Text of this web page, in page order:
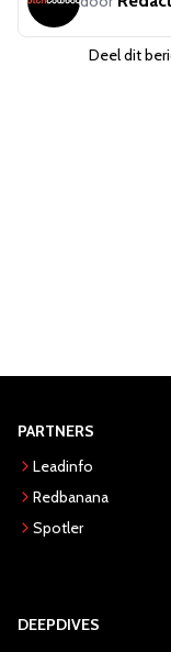
Deel dit
PARTNERS
Leadinfo
Redbanana
Spotler
DEEPDIVES